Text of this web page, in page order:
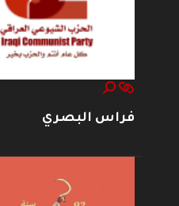
فراس البصري